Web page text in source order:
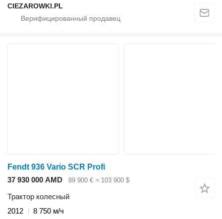
CIEZAROWKI.PL
Fendt 936 Vario SCR Profi
37 930 000 AMD
89 900 € ≈ 103 900 $
Трактор колесный
2012
8 750 м/ч